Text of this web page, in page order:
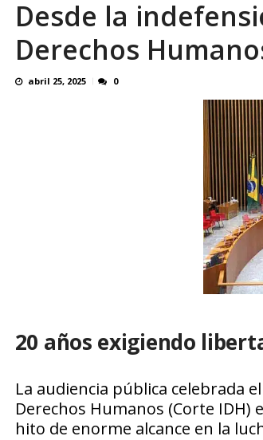
¿QUE PROTEGES TU?
Desde la
Derechos
abril 25, 2025 0
20 años exigiendo
La audiencia pública celebrada
Derechos Humanos (Corte IDH)
hito de enorme alcance en la